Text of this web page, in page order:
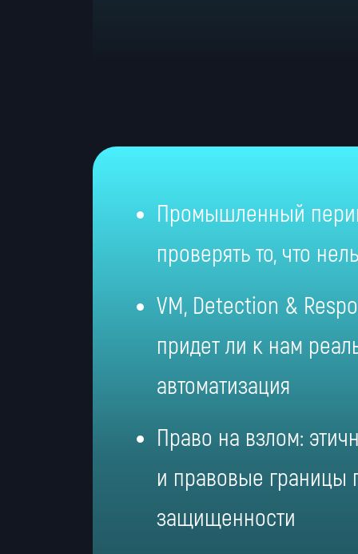
Промышленный
проверять то, что
VM, Detection &
придет ли к нам
автоматизация
Право на взлом:
и правовые границы
защищенности